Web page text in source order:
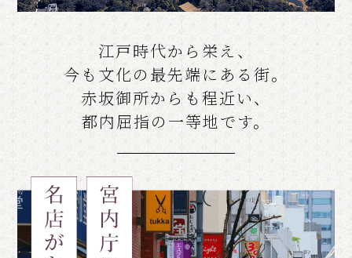
江戸時代から栄え、
今も文化の最先端にある街。
赤坂御所からも程近い、
都内屈指の一等地です。